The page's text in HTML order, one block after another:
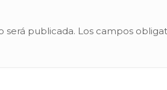
será publicada. Los campos